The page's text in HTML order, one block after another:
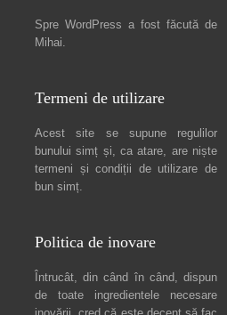
Spre WordPress a fost făcută de
Mihai.
Termeni de utilizare
Acest site se supune regulilor
bunului simț și, ca atare, are niște
termeni și condiții de utilizare de
bun simț.
Politica de inovare
Întrucât, din când în când, dispun
de toate ingredientele necesare